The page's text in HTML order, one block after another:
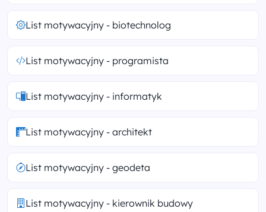
List motywacyjny - biotechnolog
List motywacyjny - programista
List motywacyjny - informatyk
List motywacyjny - architekt
List motywacyjny - geodeta
List motywacyjny - kierownik budowy